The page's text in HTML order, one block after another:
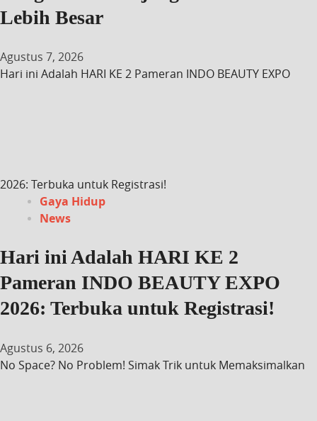
Lebih Besar
Agustus 7, 2026
Hari ini Adalah HARI KE 2 Pameran INDO BEAUTY EXPO
2026: Terbuka untuk Registrasi!
Gaya Hidup
News
Hari ini Adalah HARI KE 2
Pameran INDO BEAUTY EXPO
2026: Terbuka untuk Registrasi!
Agustus 6, 2026
No Space? No Problem! Simak Trik untuk Memaksimalkan